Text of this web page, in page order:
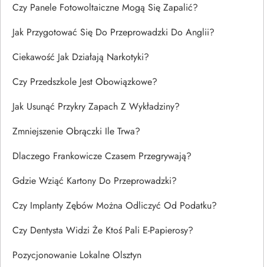
Czy Panele Fotowoltaiczne Mogą Się Zapalić?
Jak Przygotować Się Do Przeprowadzki Do Anglii?
Ciekawość Jak Działają Narkotyki?
Czy Przedszkole Jest Obowiązkowe?
Jak Usunąć Przykry Zapach Z Wykładziny?
Zmniejszenie Obrączki Ile Trwa?
Dlaczego Frankowicze Czasem Przegrywają?
Gdzie Wziąć Kartony Do Przeprowadzki?
Czy Implanty Zębów Można Odliczyć Od Podatku?
Czy Dentysta Widzi Że Ktoś Pali E-Papierosy?
Pozycjonowanie Lokalne Olsztyn